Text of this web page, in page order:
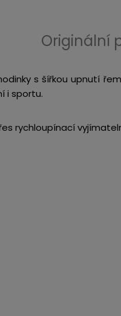
Originální
s šířkou upnutí
i sportu.
rychloupínací